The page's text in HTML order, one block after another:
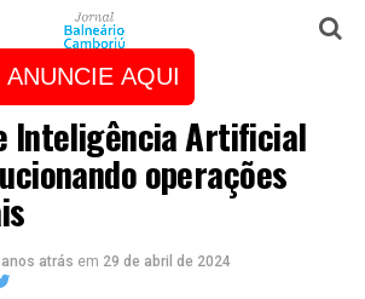
ANUNCIE AQUI
Inteligência Artificial
operações
anos atrás em 29 de abril de 2024